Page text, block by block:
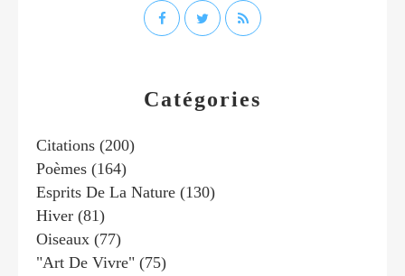
Catégories
Citations (200)
Poèmes (164)
Esprits De La Nature (130)
Hiver (81)
Oiseaux (77)
"art De Vivre" (75)